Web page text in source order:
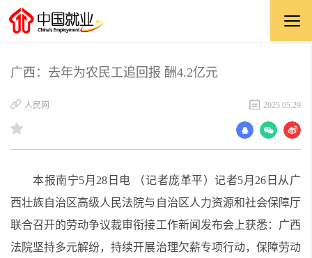
广西：去年为农民工追回报 酬4.2亿元
​人民网 2025.05.29
本报南宁5月28日电 （记者庞革平）记者5月26日从广
西壮族自治区高级人民法院与自治区人力资源和社会保障厅
联合召开的劳动争议裁审衔接工作新闻发布会上获悉：广西
法院坚持多元解纷，持续开展治理欠薪专项行动，保障劳动